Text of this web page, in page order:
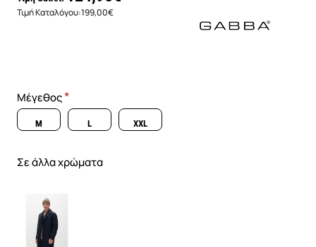
Τιμή Καταλόγου:199,00€
Μέγεθος
M L XXL
Σε άλλα χρώματα